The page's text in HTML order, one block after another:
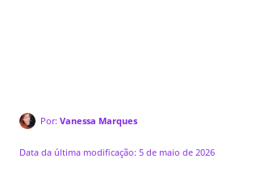
Por: Vanessa Marques
Data da última modificação: 5 de maio de 2026